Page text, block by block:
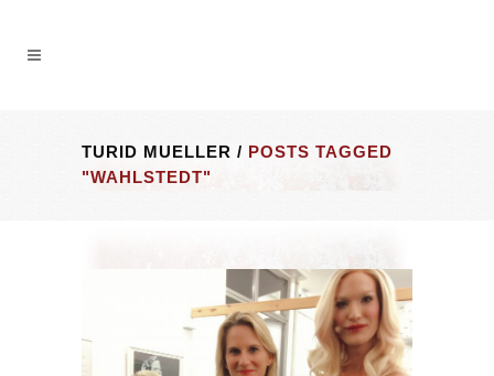
TURID MUELLER / POSTS TAGGED
"WAHLSTEDT"